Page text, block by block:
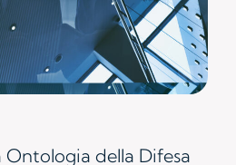
Ontologia della Difesa